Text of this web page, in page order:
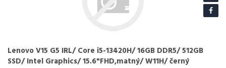
Lenovo V15 G5 IRL/ Core i5-13420H/ 16GB DDR5/ 512GB
SSD/ Intel Graphics/ 15.6"FHD,matný/ W11H/ černý